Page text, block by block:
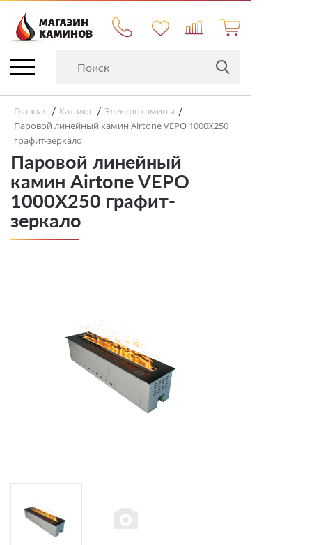
Главная / Каталог / Электрокамины /
Паровой линейный камин Airtone VEPO 1000X250
графит-зеркало
Паровой линейный
камин Airtone VEPO
1000X250 графит-
зеркало